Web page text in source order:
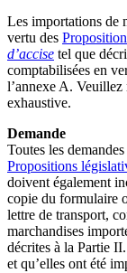
Les importations de
vertu des
d’accise tel que
comptabilisées en
l’annexe A. Veuillez
exhaustive.
Demande
Toutes les
Propositions
doivent également
copie du formulaire
lettre de transport,
marchandises
décrites à la Partie
et qu’elles ont été